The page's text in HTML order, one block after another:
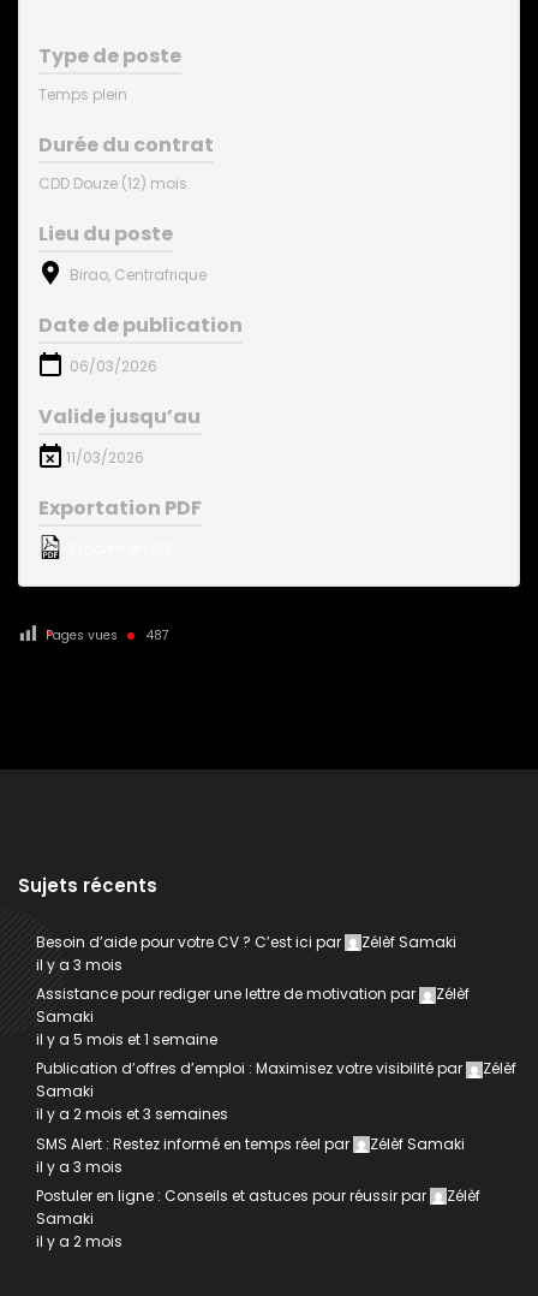
Type de poste
Temps plein
Durée du contrat
CDD Douze (12) mois.
Lieu du poste
Birao, Centrafrique
Date de publication
06/03/2026
Valide jusqu’au
11/03/2026
Exportation PDF
Pages vues 487
Sujets récents
Besoin d’aide pour votre CV ? C’est ici par
Zélèf Samaki
il y a 3 mois
Assistance pour rediger une lettre de motivation par
Zélèf
Samaki
il y a 5 mois et 1 semaine
Publication d’offres d’emploi : Maximisez votre visibilitépar
Zélèf
Samaki
il y a 2 mois et 3 semaines
SMS Alert : Restez informé en temps réel par
Zélèf Samaki
il y a 3 mois
Postuler en ligne : Conseils et astuces pour réussirpar
Zélèf
Samaki
il y a 2 mois